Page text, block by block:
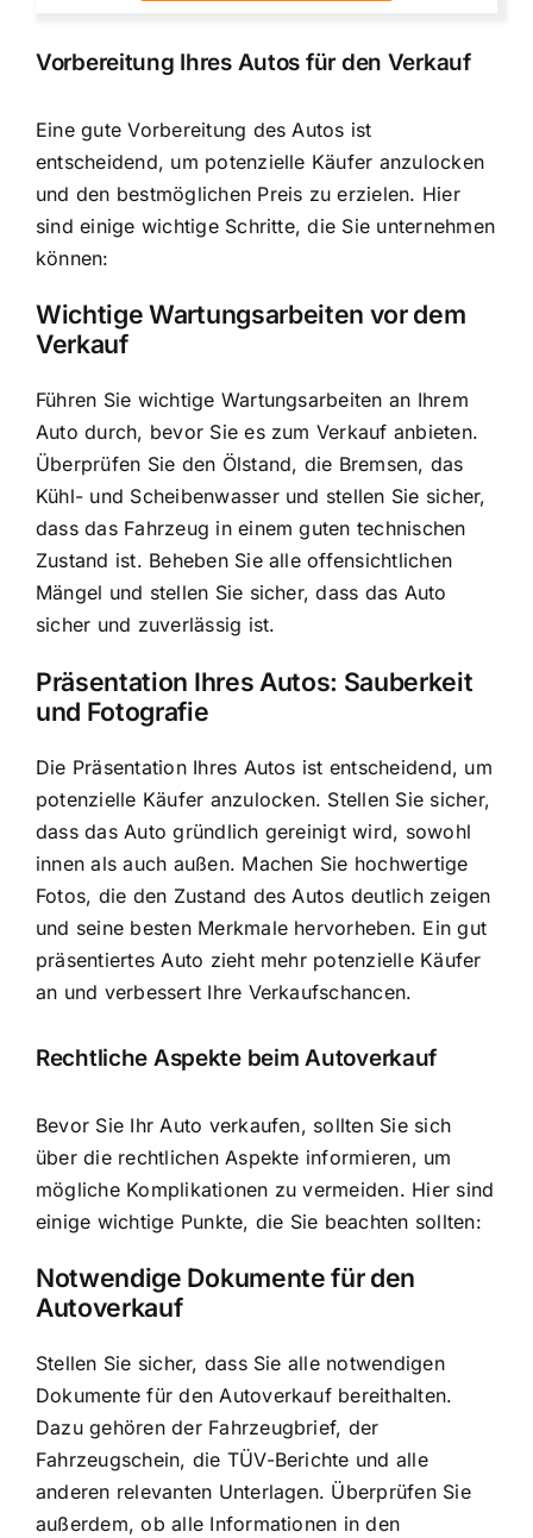
Vorbereitung Ihres Autos für den Verkauf
Eine gute Vorbereitung des Autos ist
entscheidend, um potenzielle Käufer anzulocken
und den bestmöglichen Preis zu erzielen. Hier
sind einige wichtige Schritte, die Sie unternehmen
können:
Wichtige Wartungsarbeiten vor dem
Verkauf
Führen Sie wichtige Wartungsarbeiten an Ihrem
Auto durch, bevor Sie es zum Verkauf anbieten.
Überprüfen Sie den Ölstand, die Bremsen, das
Kühl- und Scheibenwasser und stellen Sie sicher,
dass das Fahrzeug in einem guten technischen
Zustand ist. Beheben Sie alle offensichtlichen
Mängel und stellen Sie sicher, dass das Auto
sicher und zuverlässig ist.
Präsentation Ihres Autos: Sauberkeit
und Fotografie
Die Präsentation Ihres Autos ist entscheidend, um
potenzielle Käufer anzulocken. Stellen Sie sicher,
dass das Auto gründlich gereinigt wird, sowohl
innen als auch außen. Machen Sie hochwertige
Fotos, die den Zustand des Autos deutlich zeigen
und seine besten Merkmale hervorheben. Ein gut
präsentiertes Auto zieht mehr potenzielle Käufer
an und verbessert Ihre Verkaufschancen.
Rechtliche Aspekte beim Autoverkauf
Bevor Sie Ihr Auto verkaufen, sollten Sie sich
über die rechtlichen Aspekte informieren, um
mögliche Komplikationen zu vermeiden. Hier sind
einige wichtige Punkte, die Sie beachten sollten:
Notwendige Dokumente für den
Autoverkauf
Stellen Sie sicher, dass Sie alle notwendigen
Dokumente für den Autoverkauf bereithalten.
Dazu gehören der Fahrzeugbrief, der
Fahrzeugschein, die TÜV-Berichte und alle
anderen relevanten Unterlagen. Überprüfen Sie
außerdem, ob alle Informationen in den